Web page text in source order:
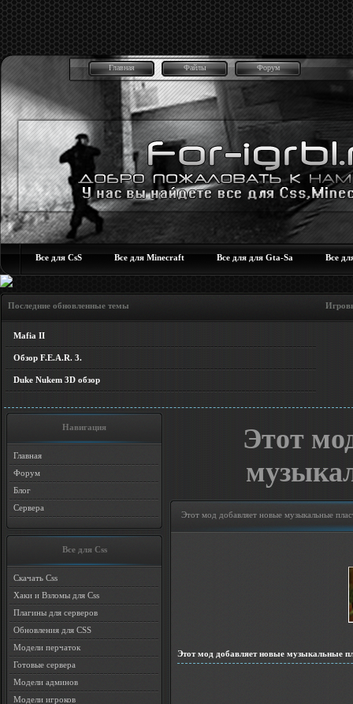
Главная Файлы Форум
Все для CsS Все для Minecraft Все для для Gta-Sa Все
Последние обновленные темы Игровые
Mafia II
Обзор F.E.A.R. 3.
Duke Nukem 3D обзор
Навигация
Главная
Форум
Блог
Сервера
Все для Css
Скачать Css
Хаки и Взломы для Css
Плагины для серверов
Обновления для CSS
Модели перчаток
Готовые сервера
Модели админов
Модели игроков
Этот
Этот мод добавляет новые музыкальные
Этот мод добавляет новые музыкальные